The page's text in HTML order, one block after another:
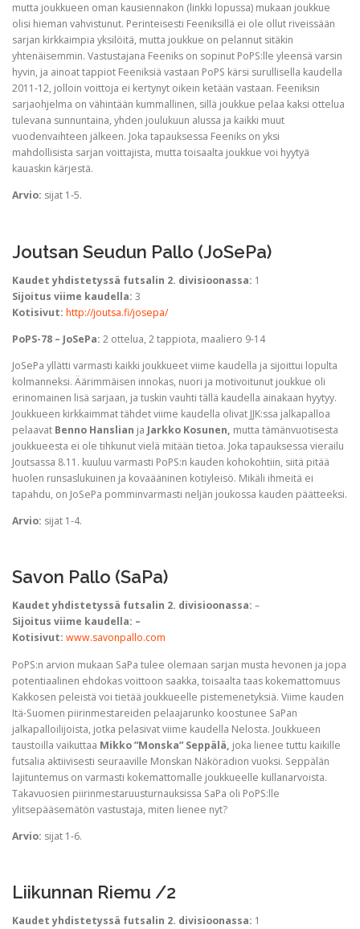
mutta joukkueen oman kausiennakon (linkki lopussa) mukaan joukkue
olisi hieman vahvistunut. Perinteisesti Feeniksillä ei ole ollut riveissään
sarjan kirkkaimpia yksilöitä, mutta joukkue on pelannut sitäkin
yhtenäisemmin. Vastustajana Feeniks on sopinut PoPS:lle yleensä varsin
hyvin, ja ainoat tappiot Feeniksiä vastaan PoPS kärsi surullisella kaudella
2011-12, jolloin voittoja ei kertynyt oikein ketään vastaan. Feeniksin
sarjaohjelma on vähintään kummallinen, sillä joukkue pelaa kaksi ottelua
tulevana sunnuntaina, yhden joulukuun alussa ja kaikki muut
vuodenvaihteen jälkeen. Joka tapauksessa Feeniks on yksi
mahdollisista sarjan voittajista, mutta toisaalta joukkue voi hyytyä
kauaskin kärjestä.
Arvio: sijat 1-5.
Joutsan Seudun Pallo (JoSePa)
Kaudet yhdistetyssä futsalin 2. divisioonassa: 1
Sijoitus viime kaudella: 3
Kotisivut: http://joutsa.fi/josepa/
PoPS-78 – JoSePa: 2 ottelua, 2 tappiota, maaliero 9-14
JoSePa yllätti varmasti kaikki joukkueet viime kaudella ja sijoittui lopulta
kolmanneksi. Äärimmäisen innokas, nuori ja motivoitunut joukkue oli
erinomainen lisä sarjaan, ja tuskin vauhti tällä kaudella ainakaan hyytyy.
Joukkueen kirkkaimmat tähdet viime kaudella olivat JJK:ssa jalkapalloa
pelaavat Benno Hanslian ja Jarkko Kosunen, mutta tämänvuotisesta
joukkueesta ei ole tihkunut vielä mitään tietoa. Joka tapauksessa vierailu
Joutsassa 8.11. kuuluu varmasti PoPS:n kauden kohokohtiin, siitä pitää
huolen runsaslukuinen ja kovaääninen kotiyleisö. Mikäli ihmeitä ei
tapahdu, on JoSePa pomminvarmasti neljän joukossa kauden päätteeksi.
Arvio: sijat 1-4.
Savon Pallo (SaPa)
Kaudet yhdistetyssä futsalin 2. divisioonassa: –
Sijoitus viime kaudella: –
Kotisivut: www.savonpallo.com
PoPS:n arvion mukaan SaPa tulee olemaan sarjan musta hevonen ja jopa
potentiaalinen ehdokas voittoon saakka, toisaalta taas kokemattomuus
Kakkosen peleistä voi tietää joukkueelle pistemenetyksiä. Viime kauden
Itä-Suomen piirinmestareiden pelaajarunko koostunee SaPan
jalkapalloilijoista, jotka pelasivat viime kaudella Nelosta. Joukkueen
taustoilla vaikuttaa Mikko ”Monska” Seppälä, joka lienee tuttu kaikille
futsalia aktiivisesti seuraaville Monskan Näköradion vuoksi. Seppälän
lajituntemus on varmasti kokemattomalle joukkueelle kullanarvoista.
Takavuosien piirinmestaruusturnauksissa SaPa oli PoPS:lle
ylitsepääsemätön vastustaja, miten lienee nyt?
Arvio: sijat 1-6.
Liikunnan Riemu /2
Kaudet yhdistetyssä futsalin 2. divisioonassa: 1